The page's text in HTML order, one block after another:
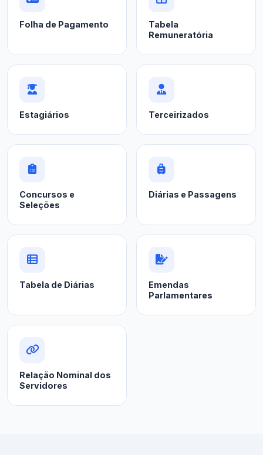
Folha de Pagamento
Tabela
Remuneratória
Estagiários Terceirizados
Concursos e
Seleções
Diárias e Passagens
Tabela de Diárias
Emendas
Parlamentares
Relação Nominal dos
Servidores